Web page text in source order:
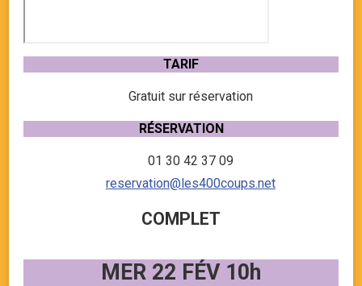
TARIF
Gratuit sur réservation
RÉSERVATION
01 30 42 37 09
reservation@les400coups.net
COMPLET
MER 22 FÉV 10h